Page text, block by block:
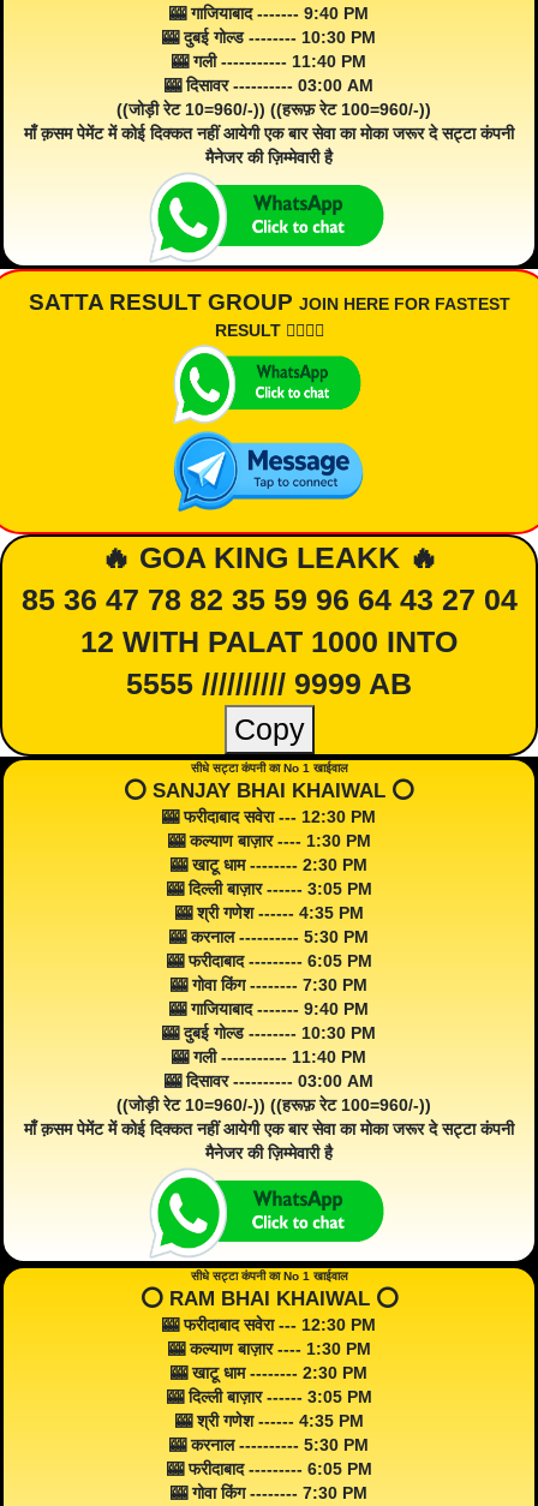
🎰 गाजियाबाद ------- 9:40 PM
🎰 दुबई गोल्ड -------- 10:30 PM
🎰 गली ----------- 11:40 PM
🎰 दिसावर ---------- 03:00 AM
((जोड़ी रेट 10=960/-)) ((हरूफ़ रेट 100=960/-))
माँ क़सम पेमेंट में कोई दिक्कत नहीं आयेगी एक बार सेवा का मोका जरूर दे सट्टा कंपनी
मैनेजर की ज़िम्मेवारी है
SATTA RESULT GROUP JOIN HERE FOR FASTEST
RESULT 👇🏾👇🏾
🔥 GOA KING LEAKK 🔥
85 36 47 78 82 35 59 96 64 43 27 04
12 WITH PALAT 1000 INTO
5555 ////////// 9999 AB
Copy
सीधे सट्टा कंपनी का No 1 खाईवाल
⭕️ SANJAY BHAI KHAIWAL ⭕️
🎰 फरीदाबाद सवेरा --- 12:30 PM
🎰 कल्याण बाज़ार ---- 1:30 PM
🎰 खाटू धाम -------- 2:30 PM
🎰 दिल्ली बाज़ार ------ 3:05 PM
🎰 श्री गणेश ------ 4:35 PM
🎰 करनाल ---------- 5:30 PM
🎰 फरीदाबाद --------- 6:05 PM
🎰 गोवा किंग -------- 7:30 PM
🎰 गाजियाबाद ------- 9:40 PM
🎰 दुबई गोल्ड -------- 10:30 PM
🎰 गली ----------- 11:40 PM
🎰 दिसावर ---------- 03:00 AM
((जोड़ी रेट 10=960/-)) ((हरूफ़ रेट 100=960/-))
माँ क़सम पेमेंट में कोई दिक्कत नहीं आयेगी एक बार सेवा का मोका जरूर दे सट्टा कंपनी
मैनेजर की ज़िम्मेवारी है
सीधे सट्टा कंपनी का No 1 खाईवाल
⭕️ RAM BHAI KHAIWAL ⭕️
🎰 फरीदाबाद सवेरा --- 12:30 PM
🎰 कल्याण बाज़ार ---- 1:30 PM
🎰 खाटू धाम -------- 2:30 PM
🎰 दिल्ली बाज़ार ------ 3:05 PM
🎰 श्री गणेश ------ 4:35 PM
🎰 करनाल ---------- 5:30 PM
🎰 फरीदाबाद --------- 6:05 PM
🎰 गोवा किंग -------- 7:30 PM